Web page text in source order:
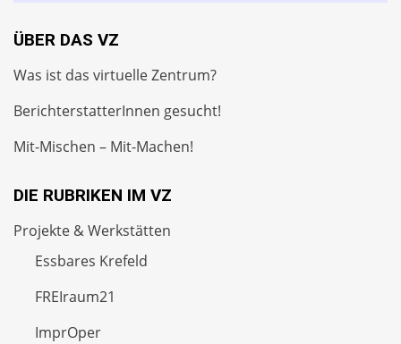
ÜBER DAS VZ
Was ist das virtuelle Zentrum?
BerichterstatterInnen gesucht!
Mit-Mischen – Mit-Machen!
DIE RUBRIKEN IM VZ
Projekte & Werkstätten
Essbares Krefeld
FREIraum21
ImprOper